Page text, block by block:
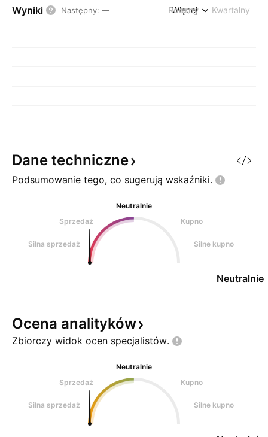
Wyniki Następny: — Roczny Kwartalny
Więcej
Dane techniczne
Podsumowanie tego, co sugerują wskaźniki.
Neutralnie
Sprzedaż
Kupno
Silna sprzedaż Silne kupno
Neutralnie
Ocena analityków
Zbiorczy widok ocen specjalistów.
Neutralnie
Sprzedaż
Kupno
Silna sprzedaż Silne kupno